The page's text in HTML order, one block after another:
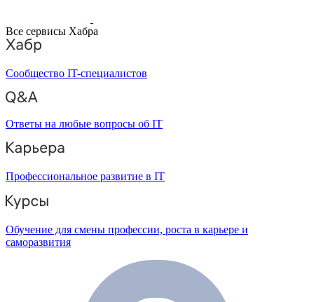
Все сервисы Хабра
Сообщество IT-специалистов
Ответы на любые вопросы об IT
Профессиональное развитие в IT
Обучение для смены профессии, роста в карьере и
саморазвития